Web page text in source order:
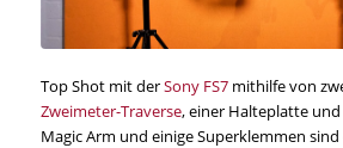
Top Shot mit derSony FS7mithilfe von
Zweimeter-Traverse, einer Halteplatte
Magic Arm und einige Superklemmen